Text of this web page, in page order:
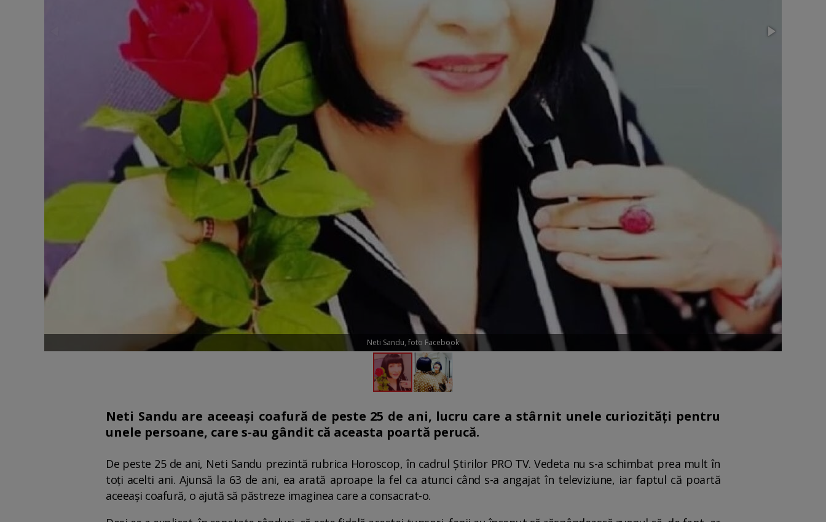
Neti Sandu, foto Facebook
Neti Sandu are aceeași coafură de peste 25 de ani, lucru care a stârnit unele curiozități pentru
unele persoane, care s-au gândit că aceasta poartă perucă.
De peste 25 de ani, Neti Sandu prezintă rubrica Horoscop, în cadrul Știrilor PRO TV. Vedeta nu s-a schimbat prea mult în
toți acelti ani. Ajunsă la 63 de ani, ea arată aproape la fel ca atunci când s-a angajat în televiziune, iar faptul că poartă
aceeași coafură, o ajută să păstreze imaginea care a consacrat-o.